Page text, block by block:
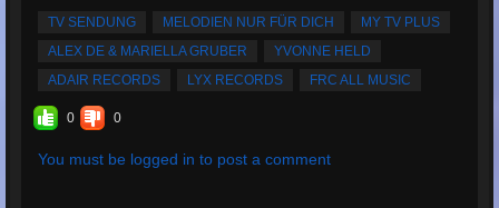
TV SENDUNG MELODIEN NUR FÜR DICH
MY TV PLUS
ALEX DE & MARIELLA GRUBER
YVONNE HELD
ADAIR RECORDS
LYX RECORDS FRC ALL MUSIC
0 0
You must be logged in to post a comment